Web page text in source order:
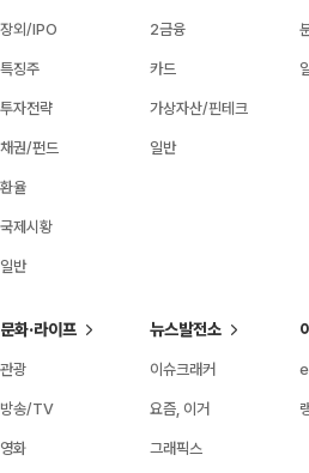
장외/IPO
특징주
투자전략
채권/펀드
환율
국제시황
일반
2금융
카드
가상자산/핀테크
일반
문화·라이프
관광
방송/TV
영화
뉴스발전소
이슈크래커
요즘, 이거
그래픽스